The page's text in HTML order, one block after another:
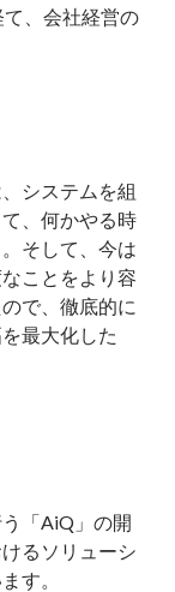
、会社経営の
システムを組
、何かやる時
そして、今は
ことをより容
で、徹底的に
最大化した
「AiQ」の開
るソリューシ
す。